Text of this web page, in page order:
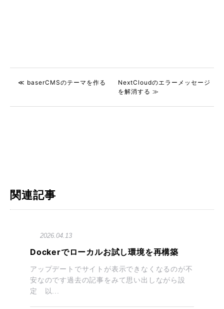
≪ baserCMSのテーマを作る
NextCloudのエラーメッセージ
を解消する ≫
関連記事
2026.04.13
Dockerでローカルお試し環境を再構築
アップデートでサイトが表示できなくなるのが不
安なのです過去の記事をみて思い出しながら設
定 以...